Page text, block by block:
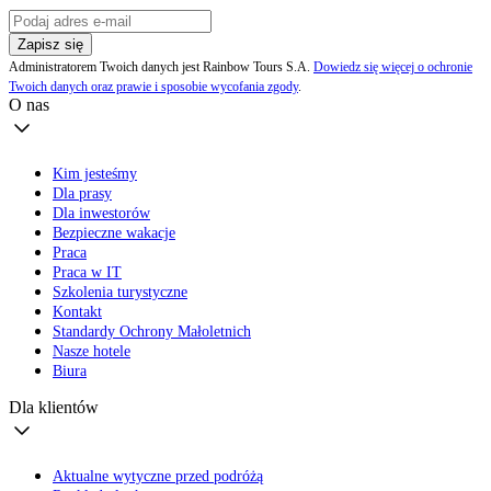
Zapisz się
Administratorem Twoich danych jest Rainbow Tours S.A. Dowiedz się więcej o ochronie
Twoich danych oraz prawie i sposobie wycofania zgody.
O nas
Kim jesteśmy
Dla prasy
Dla inwestorów
Bezpieczne wakacje
Praca
Praca w IT
Szkolenia turystyczne
Kontakt
Standardy Ochrony Małoletnich
Nasze hotele
Biura
Dla klientów
Aktualne wytyczne przed podróżą